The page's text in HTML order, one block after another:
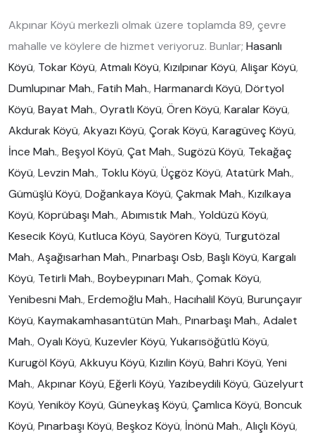
Akpınar Köyü merkezli olmak üzere toplamda 89, çevre
mahalle ve köylere de hizmet veriyoruz. Bunlar; Hasanlı
Köyü, Tokar Köyü, Atmalı Köyü, Kızılpınar Köyü, Alişar Köyü,
Dumlupınar Mah., Fatih Mah., Harmanardı Köyü, Dörtyol
Köyü, Bayat Mah., Oyratlı Köyü, Ören Köyü, Karalar Köyü,
Akdurak Köyü, Akyazı Köyü, Çorak Köyü, Karagüveç Köyü,
İnce Mah., Beşyol Köyü, Çat Mah., Sugözü Köyü, Tekağaç
Köyü, Levzin Mah., Toklu Köyü, Üçgöz Köyü, Atatürk Mah.,
Gümüşlü Köyü, Doğankaya Köyü, Çakmak Mah., Kızılkaya
Köyü, Köprübaşı Mah., Abımıstık Mah., Yoldüzü Köyü,
Kesecik Köyü, Kutluca Köyü, Sayören Köyü, Turgutözal
Mah., Aşağısarhan Mah., Pınarbaşı Osb, Başlı Köyü, Kargalı
Köyü, Tetirli Mah., Boybeypınarı Mah., Çomak Köyü,
Yenibesni Mah., Erdemoğlu Mah., Hacıhalil Köyü, Burunçayır
Köyü, Kaymakamhasantütün Mah., Pınarbaşı Mah., Adalet
Mah., Oyalı Köyü, Kuzevler Köyü, Yukarısöğütlü Köyü,
Kurugöl Köyü, Akkuyu Köyü, Kızılin Köyü, Bahri Köyü, Yeni
Mah., Akpınar Köyü, Eğerli Köyü, Yazıbeydili Köyü, Güzelyurt
Köyü, Yeniköy Köyü, Güneykaş Köyü, Çamlıca Köyü, Boncuk
Köyü, Pınarbaşı Köyü, Beşkoz Köyü, İnönü Mah., Alıçlı Köyü,